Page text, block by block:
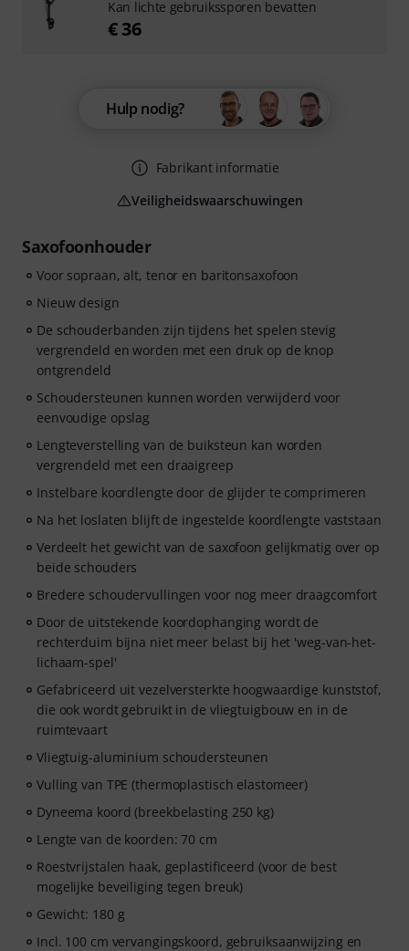
Saxofoonhouder
Voor sopraan, alt, tenor en baritonsaxofoon
Nieuw design
De schouderbanden zijn tijdens het spelen stevig
vergrendeld en worden met een druk op de knop
ontgrendeld
Schoudersteunen kunnen worden verwijderd voor
eenvoudige opslag
Lengteverstelling van de buiksteun kan worden
vergrendeld met een draaigreep
Instelbare koordlengte door de glijder te comprimeren
Na het loslaten blijft de ingestelde koordlengte vaststaan
Verdeelt het gewicht van de saxofoon gelijkmatig over op
beide schouders
Bredere schoudervullingen voor nog meer draagcomfort
Door de uitstekende koordophanging wordt de
rechterduim bijna niet meer belast bij het 'weg-van-het-
lichaam-spel'
Gefabriceerd uit vezelversterkte hoogwaardige kunststof,
die ook wordt gebruikt in de vliegtuigbouw en in de
ruimtevaart
Vliegtuig-aluminium schoudersteunen
Vulling van TPE (thermoplastisch elastomeer)
Dyneema koord (breekbelasting 250 kg)
Lengte van de koorden: 70 cm
Roestvrijstalen haak, geplastificeerd (voor de best
mogelijke beveiliging tegen breuk)
Gewicht: 180 g
Incl. 100 cm vervangingskoord, gebruiksaanwijzing en
Hulp nodig?
Fabrikant informatie
Veiligheidswaarschuwingen
Kan lichte gebruikssporen bevatten
€ 36